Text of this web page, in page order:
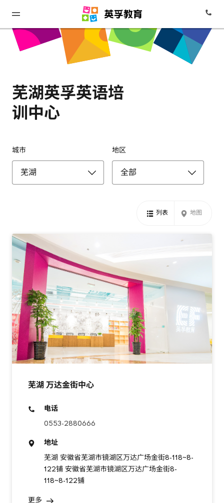
芜湖英孚英语培
训中心
城市 地区
列表 地图
芜湖 万达金街中心
电话
0553-2880666
地址
芜湖 安徽省芜湖市镜湖区万达广场金街8-118~8-
122铺 安徽省芜湖市镜湖区万达广场金街8-
118~8-122铺
更多